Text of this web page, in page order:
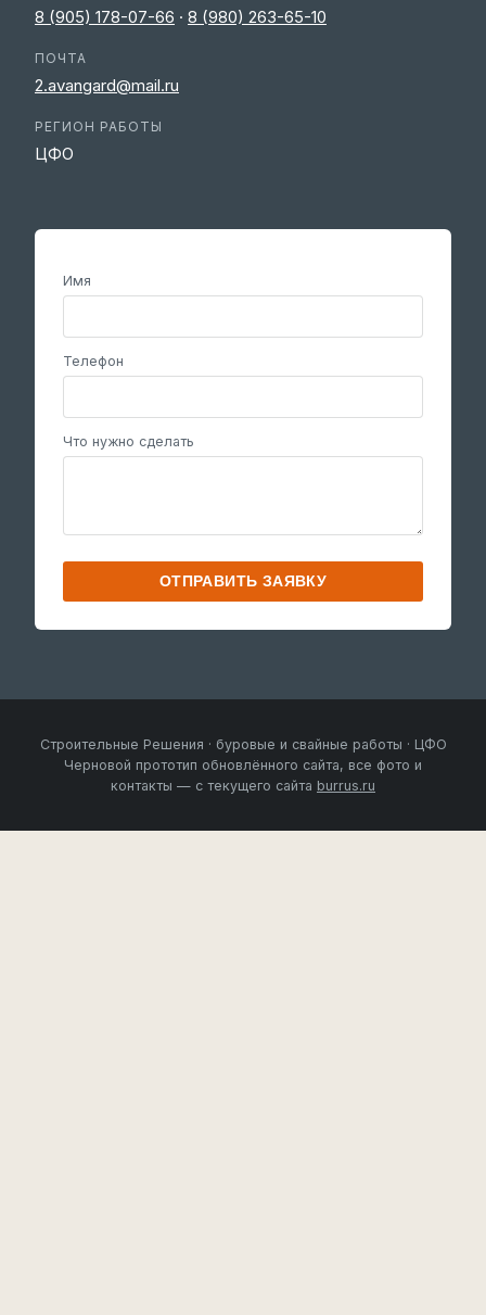
8 (905) 178-07-66 · 8 (980) 263-65-10
ПОЧТА
2.avangard@mail.ru
РЕГИОН РАБОТЫ
ЦФО
Имя
Телефон
Что нужно сделать
ОТПРАВИТЬ ЗАЯВКУ
Строительные Решения · буровые и свайные работы · ЦФО
Черновой прототип обновлённого сайта, все фото и
контакты — с текущего сайта burrus.ru